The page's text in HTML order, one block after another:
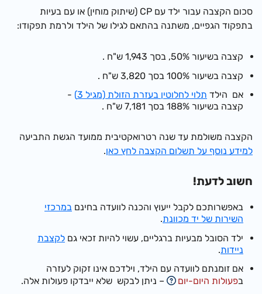
סכום הקצבה עבור ילד עם CP (שיתוק מוחין) או עם בעיות
בתפקוד הגפיים, משתנה בהתאם לגילו של הילד ולרמת תפקודו:
קצבה בשיעור 50%, בסך 1,943 ש"ח
.
קצבה בשיעור 100% בסך
3,820 ש"ח
.
אם הילדתלוי לחלוטין בעזרת הזולת (מגיל 3)
-
קצבה בשיעור 188% בסך
7,181 ש"ח .
הקצבה משולמת עד שנה רטרואקטיבית ממועד הגשת התביעה
למידע נוסף על תשלום הקצבה לחץ כאן.
חשוב לדעת!
באפשרותכם לקבל ייעוץ והכנה לוועדה בחינםבמרכזי
השירות של יד מכוונת.
ילד הסובל מבעיות ברגליים, עשוי להיות זכאי גםלקצבת
ניידות.
אם זומנתם לוועדה עם הילד, וילדכם אינו זקוק לעזרה
פעולות היום-יום
– ניתן לבקש שלא ייבדקו פעולות אלה.